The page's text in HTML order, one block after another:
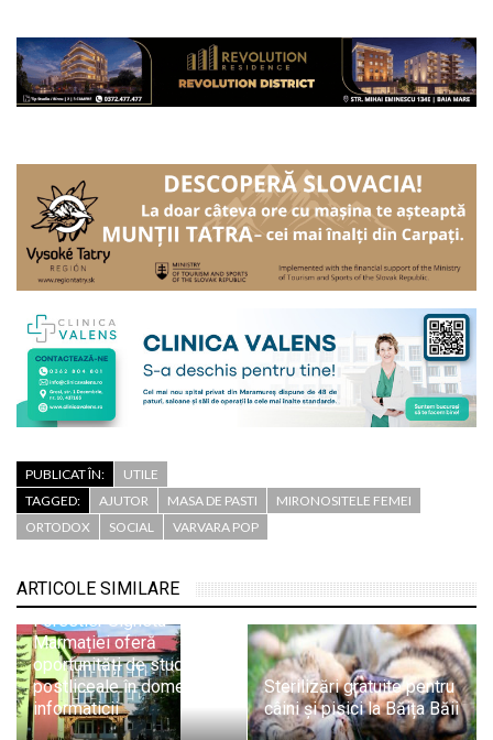
PUBLICAT ÎN:
UTILE
TAGGED:
AJUTOR MASA DE PASTI
MIRONOSITELE FEMEI
ORTODOX
SOCIAL VARVARA POP
ARTICOLE SIMILARE
Liceul Tehnologic
Forestier Sighetu
Marmației oferă
oportunități de studii
postliceale în domeniul
informaticii
Sterilizări gratuite pentru
câini și pisici la Băița Băii